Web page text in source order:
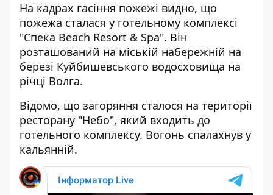
На кадрах гасіння пожежі видно, що
пожежа сталася у готельному комплексі
"Спека Beach Resort & Spa". Він
розташований на міській набережній на
березі Куйбишевського водосховища на
річці Волга.
Відомо, що загоряння сталося на території
ресторану "Небо", який входить до
готельного комплексу. Вогонь спалахнув у
кальянній.